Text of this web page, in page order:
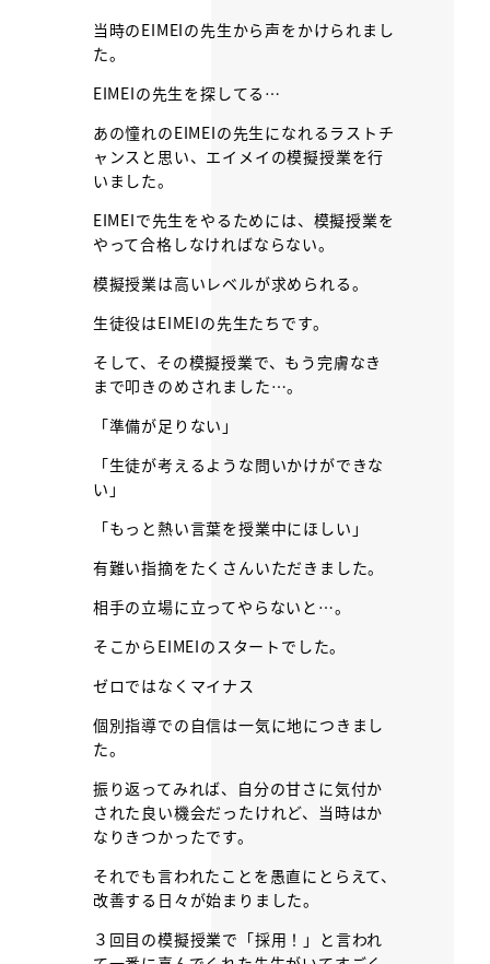
当時のEIMEIの先生から声をかけられまし
た。
EIMEIの先生を探してる…
あの憧れのEIMEIの先生になれるラストチ
ャンスと思い、エイメイの模擬授業を行
いました。
EIMEIで先生をやるためには、模擬授業を
やって合格しなければならない。
模擬授業は高いレベルが求められる。
生徒役はEIMEIの先生たちです。
そして、その模擬授業で、もう完膚なき
まで叩きのめされました…。
「準備が足りない」
「生徒が考えるような問いかけができな
い」
「もっと熱い言葉を授業中にほしい」
有難い指摘をたくさんいただきました。
相手の立場に立ってやらないと…。
そこからEIMEIのスタートでした。
ゼロではなくマイナス
個別指導での自信は一気に地につきまし
た。
振り返ってみれば、自分の甘さに気付か
された良い機会だったけれど、当時はか
なりきつかったです。
それでも言われたことを愚直にとらえて、
改善する日々が始まりました。
３回目の模擬授業で「採用！」と言われ